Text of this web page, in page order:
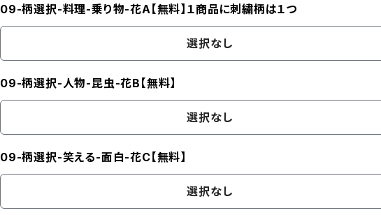
09-柄選択-料理-乗り物-花A【無料】１商品に刺繍柄は１つ
選択なし
09-柄選択-人物-昆虫-花B【無料】
選択なし
09-柄選択-笑える-面白-花C【無料】
選択なし